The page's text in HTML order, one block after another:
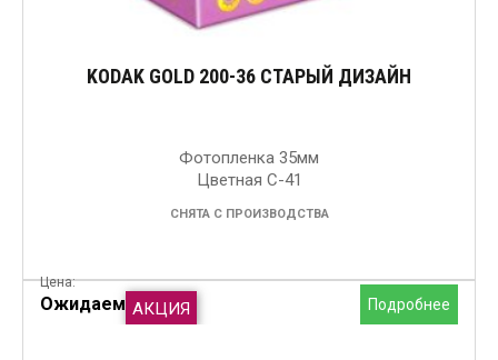
KODAK GOLD 200-36 СТАРЫЙ ДИЗАЙН
Фотопленка 35мм
Цветная C-41
СНЯТА С ПРОИЗВОДСТВА
Цена:
Ожидаем Подробнее
АКЦИЯ